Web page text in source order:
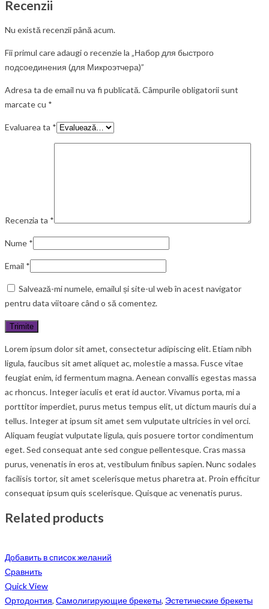
Recenzii
Nu există recenzii până acum.
Fii primul care adaugi o recenzie la „Набор для быстрого
подсоединения (для Микроэтчера)”
Adresa ta de email nu va fi publicată.Câmpurile obligatorii sunt
marcate cu *
Evaluarea ta *
Recenzia ta *
Nume *
Email *
Salvează-mi numele, emailul și site-ul web în acest navigator
pentru data viitoare când o să comentez.
Lorem ipsum dolor sit amet, consectetur adipiscing elit. Etiam nibh
ligula, faucibus sit amet aliquet ac, molestie a massa. Fusce vitae
feugiat enim, id fermentum magna. Aenean convallis egestas massa
ac rhoncus. Integer iaculis et erat id auctor. Vivamus porta, mi a
porttitor imperdiet, purus metus tempus elit, ut dictum mauris dui a
tellus. Integer at ipsum sit amet sem vulputate ultricies in vel orci.
Aliquam feugiat vulputate ligula, quis posuere tortor condimentum
eget. Sed consequat ante sed congue pellentesque. Cras massa
purus, venenatis in eros at, vestibulum finibus sapien. Nunc sodales
facilisis tortor, sit amet scelerisque metus pharetra at. Proin efficitur
consequat ipsum quis scelerisque. Quisque ac venenatis purus.
Related products
Добавить в список желаний
Сравнить
Quick View
Ортодонтия, Самолигирующие брекеты, Эстетические брекеты